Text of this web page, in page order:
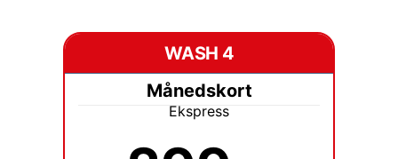
WASH 4
Månedskort
Ekspress